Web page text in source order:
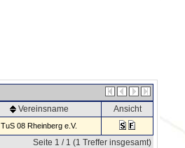
Vereinsname Ansicht
TuS 08 Rheinberg e.V.
Seite 1 / 1 (1 Treffer insgesamt)